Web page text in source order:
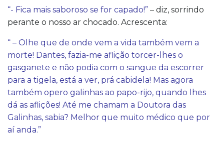
“- Fica mais saboroso se for capado!” – diz, sorrindo
perante o nosso ar chocado. Acrescenta:
“ – Olhe que de onde vem a vida também vem a
morte! Dantes, fazia-me aflição torcer-lhes o
gasganete e não podia com o sangue da escorrer
para a tigela, está a ver, prá cabidela! Mas agora
também opero galinhas ao papo-rijo, quando lhes
dá as aflições! Até me chamam a Doutora das
Galinhas, sabia? Melhor que muito médico que por
aí anda.”